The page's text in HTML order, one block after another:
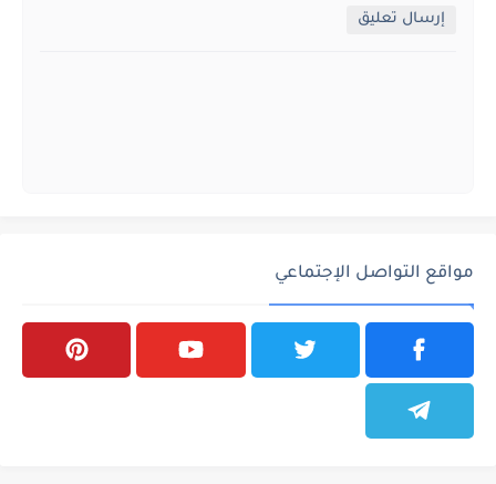
إرسال تعليق
مواقع التواصل الإجتماعي